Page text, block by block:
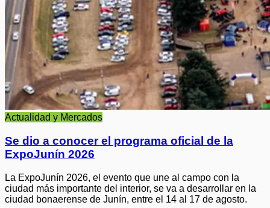
Actualidad y Mercados
Se dio a conocer el programa oficial de la
ExpoJunín 2026
La ExpoJunín 2026, el evento que une al campo con la
ciudad más importante del interior, se va a desarrollar en la
ciudad bonaerense de Junín, entre el 14 al 17 de agosto.